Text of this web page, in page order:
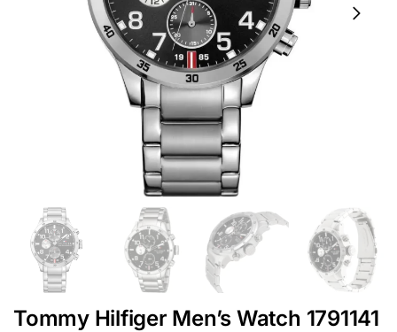
Tommy Hilfiger Men’s Watch 1791141